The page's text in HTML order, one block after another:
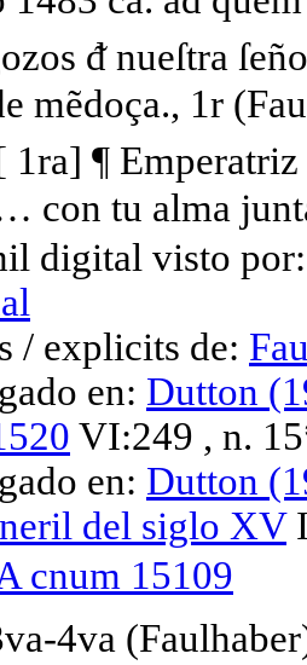
ᵭ nueſtra
mẽdoça., 1r
1ra] ¶
con tu alma
digital visto
/ explicits de:
en: Dutton
VI:249 , n.
en: Dutton
del siglo XV
cnum 15109
4va